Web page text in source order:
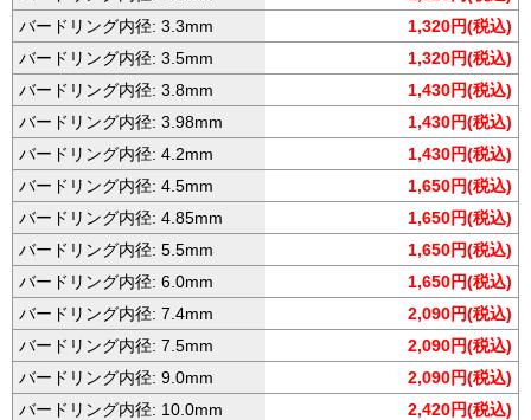
バードリング内径: 3.3mm
1,320円(税込)
バードリング内径: 3.5mm
1,320円(税込)
バードリング内径: 3.8mm
1,430円(税込)
バードリング内径: 3.98mm
1,430円(税込)
バードリング内径: 4.2mm
1,430円(税込)
バードリング内径: 4.5mm
1,650円(税込)
バードリング内径: 4.85mm
1,650円(税込)
バードリング内径: 5.5mm
1,650円(税込)
バードリング内径: 6.0mm
1,650円(税込)
バードリング内径: 7.4mm
2,090円(税込)
バードリング内径: 7.5mm
2,090円(税込)
バードリング内径: 9.0mm
2,090円(税込)
バードリング内径: 10.0mm
2,420円(税込)